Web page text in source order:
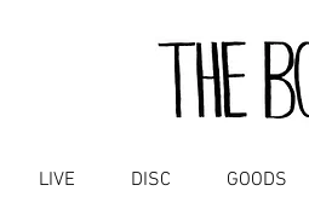
LIVE DISC GOODS